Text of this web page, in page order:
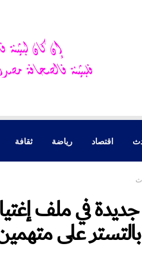
اقتصاد رياضة ثقافة
في ملف
على